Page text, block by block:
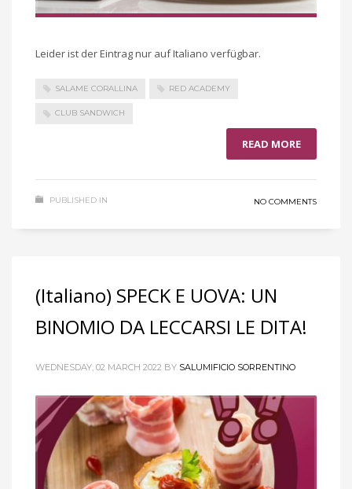
Leider ist der Eintrag nur auf Italiano verfügbar.
SALAME CORALLINA RED ACADEMY
CLUB SANDWICH
READ MORE
PUBLISHED IN NO COMMENTS
(Italiano) SPECK E UOVA: UN
BINOMIO DA LECCARSI LE DITA!
WEDNESDAY, 02 MARCH 2022 BY SALUMIFICIO SORRENTINO